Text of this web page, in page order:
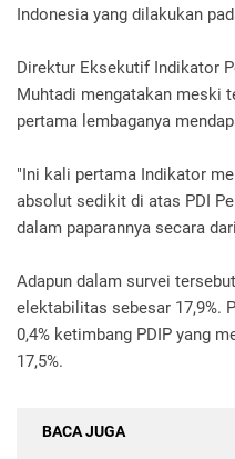
Indonesia yang dilakukan
Direktur Eksekutif Indikator
Muhtadi mengatakan meski
pertama lembaganya
"Ini kali pertama Indikator
absolut sedikit di atas PDI
dalam paparannya secara
Adapun dalam survei
elektabilitas sebesar 17,9%.
0,4% ketimbang PDIP yang
17,5%.
BACA JUGA